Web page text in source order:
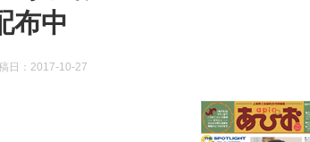
布中
日： 2017-10-27